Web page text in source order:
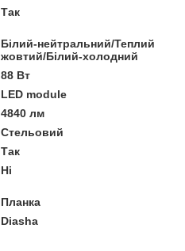
Так
Білий-нейтральний/Теплий
жовтий/Білий-холодний
88 Вт
LED module
4840 лм
Стельовий
Так
Ні
Планка
Diasha